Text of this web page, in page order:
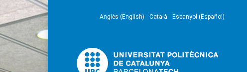
Anglès (English) Català Espanyol (Español)